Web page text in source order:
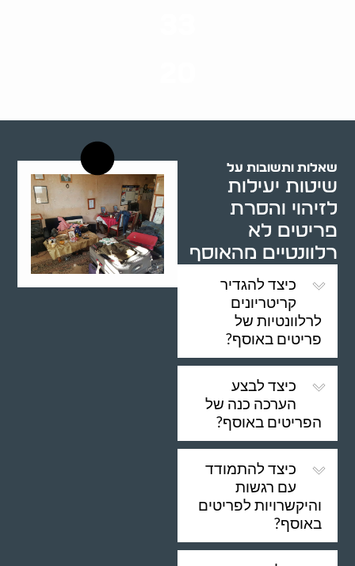
שאלות ותשובות על
שיטות יעילות
לזיהוי והסרת
פריטים לא
רלוונטיים מהאוסף
כיצד להגדיר
קריטריונים
לרלוונטיות של
פריטים באוסף?
כיצד לבצע
הערכה כנה של
הפריטים באוסף?
כיצד להתמודד
עם רגשות
והיקשרויות לפריטים
באוסף?